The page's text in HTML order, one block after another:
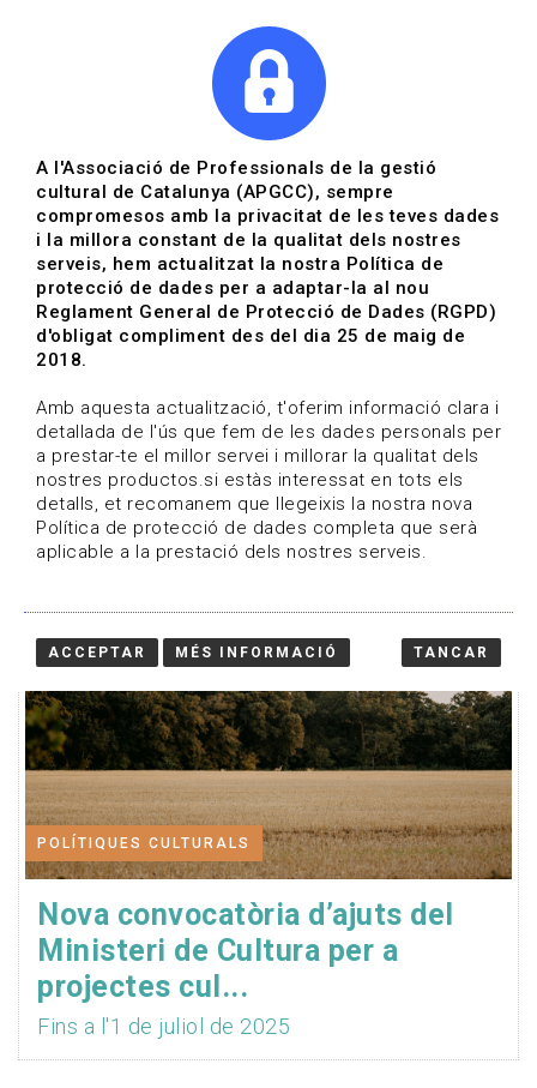
Actualitza't
Vols estar al dia?
HOME / BLOG
Estigues al dia
Convocatòries, activitats i notícies del sector de la
cultura.
POLÍTIQUES CULTURALS
Nova convocatòria d’ajuts del
Ministeri de Cultura per a
projectes cul...
Fins a l'1 de juliol de 2025
A l'Associació de Professionals de la gestió
cultural de Catalunya (APGCC), sempre
compromesos amb la privacitat de les teves dades
i la millora constant de la qualitat dels nostres
serveis, hem actualitzat la nostra Política de
protecció de dades per a adaptar-la al nou
Reglament General de Protecció de Dades (RGPD)
d'obligat compliment des del dia 25 de maig de
2018.
Amb aquesta actualització, t'oferim informació clara i
detallada de l'ús que fem de les dades personals per
a prestar-te el millor servei i millorar la qualitat dels
nostres productos.si estàs interessat en tots els
detalls, et recomanem que llegeixis la nostra nova
Política de protecció de dades completa que serà
aplicable a la prestació dels nostres serveis.
ACCEPTAR MÉS INFORMACIÓ TANCAR